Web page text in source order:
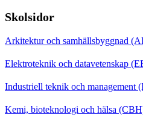
Skolsidor
Arkitektur och samhällsbyggnad
Elektroteknik och datavetenskap
Industriell teknik och management
Kemi, bioteknologi och hälsa